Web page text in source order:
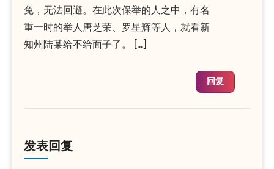
免，无法回避。在此次保举的人之中，有名
重一时的举人唐芝荣、罗星辉等人，就看新
知州陆某给不给面子了。 […]
回复
发表回复